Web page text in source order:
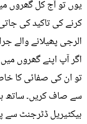
یوں تو آج کل گھروں
کرنے کی تاکید کی
الرجی پھیلانے والے
اگر آپ اپنے گھروں
تو ان کی صفائی کا
سے صاف کریں۔ ساتھ
بیکٹیریل ڈٹرجنٹ سے